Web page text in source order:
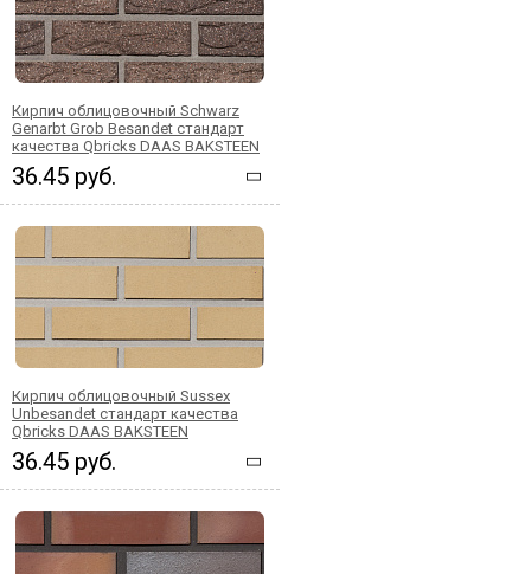
Кирпич облицовочный Schwarz
Genarbt Grob Besandet стандарт
качества Qbricks DAAS BAKSTEEN
36.45 руб.
Кирпич облицовочный Sussex
Unbesandet стандарт качества
Qbricks DAAS BAKSTEEN
36.45 руб.